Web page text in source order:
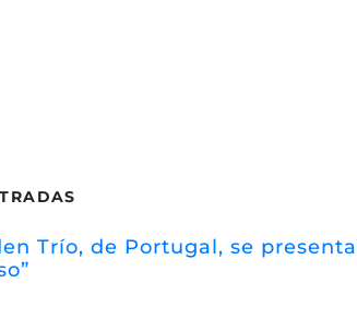
Trío, de Portugal, se